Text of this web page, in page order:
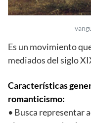
Es un movimiento
mediados del siglo
Características
romanticismo:
• Busca representar